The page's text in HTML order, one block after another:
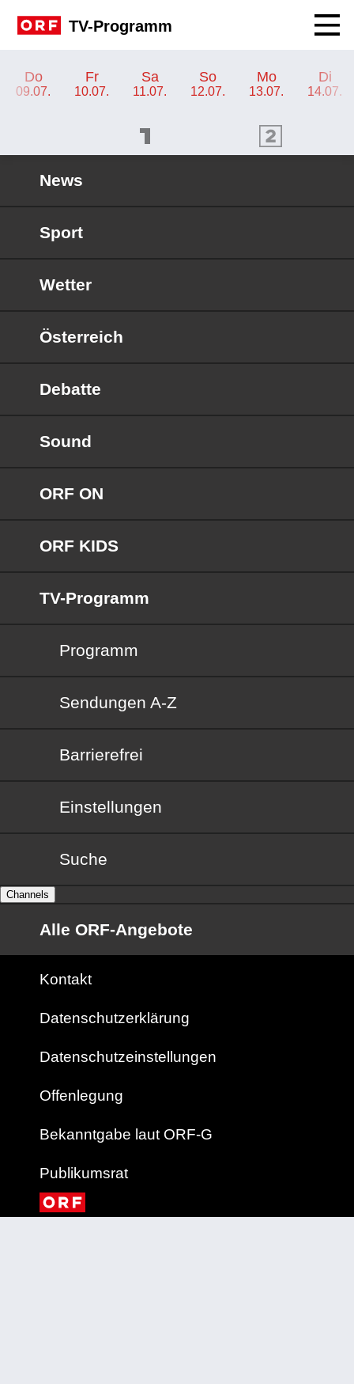
TV-Programm
Do
09.07.
Fr
10.07.
Sa
11.07.
So
12.07.
Mo
13.07.
Di
14.07.
ORF 2 Programm
News
Sport
Wetter
Österreich
Debatte
Sound
ORF ON
ORF KIDS
TV-Programm
Programm
Sendungen von A bis Z
Sendungen A-Z
Barrierefrei
Barrierefrei
Einstellungen
Suche
Channels
Alle ORF-Angebote
Kontakt
Datenschutzerklärung
Datenschutzeinstellungen
Offenlegung
Bekanntgabe laut ORF-G
Publikumsrat